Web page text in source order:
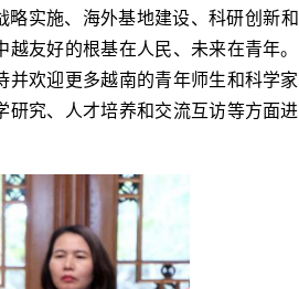
实施、海外基地建设、科研创新和
友好的根基在人民、未来在青年。
欢迎更多越南的青年师生和科学家
研究、人才培养和交流互访等方面进